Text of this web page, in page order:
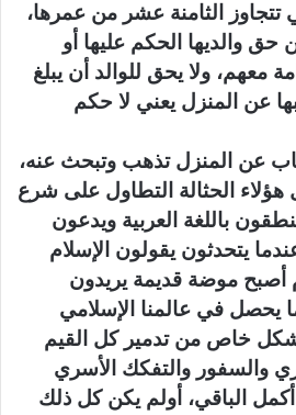
تتجاوز الثامنة عشر من عمرها،
والديها الحكم عليها أو
معهم، ولا يحق للوالد أن يبلغ
عن المنزل يعني لا حكم
عن المنزل تذهب وتبحث عنه،
الحثالة التطاول على شرع
باللغة العربية ويدعون
يتحدثون يقولون الإسلام
أصبح موضة قديمة يريدون
يحصل في عالمنا الإسلامي
خاص من تدمير كل القيم
والسفور والتفكك الأسري
أكمل الباقي، أولم يكن كل ذلك